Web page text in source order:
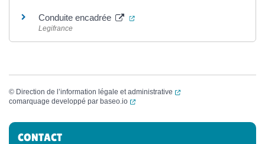
Conduite encadrée (ouverture dans un nouvel onglet)
Legifrance
© Direction de l’information légale et administrative
(ouverture dans un
comarquage developpé par baseo.io (ouverture dans un nouvel onglet)
Informations complémentaires
CONTACT